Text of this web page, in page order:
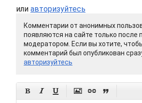
или авторизуйтесь
Комментарии от анонимных
появляются на сайте только после
модератором. Если вы хотите,
комментарий был опубликован
авторизуйтесь
     